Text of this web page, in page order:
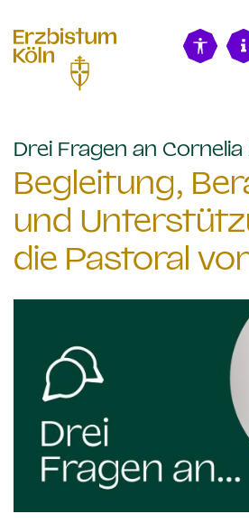
Drei Fragen an
Begleitung,
und
die Pastoral